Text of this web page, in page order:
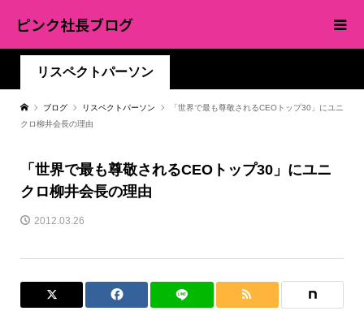
ピンク社長ブログ
リスペクトパーソン
ブログ リスペクトパーソン
「世界で最も尊敬されるCEOトップ30」にユニ
クロ柳井会長の理由
「世界で最も尊敬されるCEOトップ30」にユニ
クロ柳井会長の理由
2012.03.26